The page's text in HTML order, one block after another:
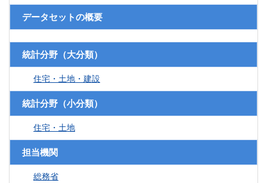
データセットの概要
統計分野（大分類）
住宅・土地・建設
統計分野（小分類）
住宅・土地
担当機関
総務省